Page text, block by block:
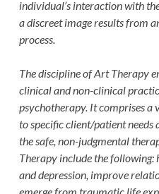
individual’s interaction with
a discreet image results from
process.
The discipline of Art Therapy
clinical and non-clinical
psychotherapy. It comprises
to specific client/patient needs
the safe, non-judgmental
Therapy include the
and depression, improve
emerge from traumatic life